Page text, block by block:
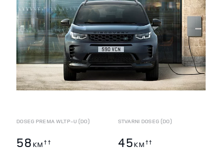
DOSEG PREMA WLTP-U (DO)
58 KM ††
STVARNI DOSEG (DO)
45 KM ††